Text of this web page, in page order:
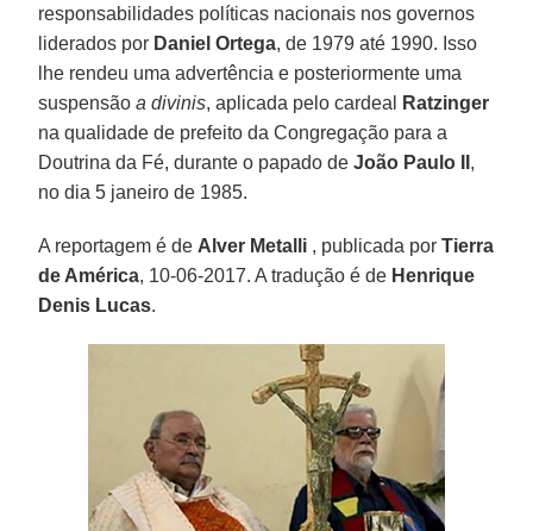
responsabilidades políticas nacionais nos governos
liderados por Daniel Ortega, de 1979 até 1990. Isso
lhe rendeu uma advertência e posteriormente uma
suspensão a divinis, aplicada pelo cardeal
Ratzinger
na qualidade de prefeito da Congregação para a
Doutrina da Fé, durante o papado deJoão Paulo II ,
no dia 5 janeiro de 1985.
A reportagem é de Alver Metalli , publicada porTierra
de América, 10-06-2017. A tradução é de Henrique
Denis Lucas.